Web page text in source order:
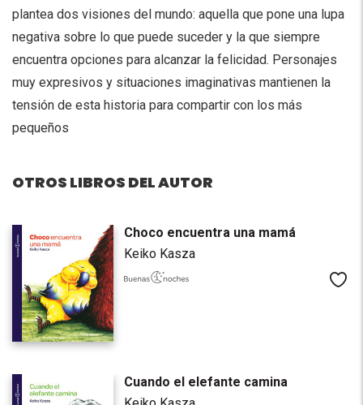
plantea dos visiones del mundo: aquella que pone una lupa
negativa sobre lo que puede suceder y la que siempre
encuentra opciones para alcanzar la felicidad. Personajes
muy expresivos y situaciones imaginativas mantienen la
tensión de esta historia para compartir con los más
pequeños
OTROS LIBROS DEL AUTOR
Choco encuentra una mamá
Keiko Kasza
Cuando el elefante camina